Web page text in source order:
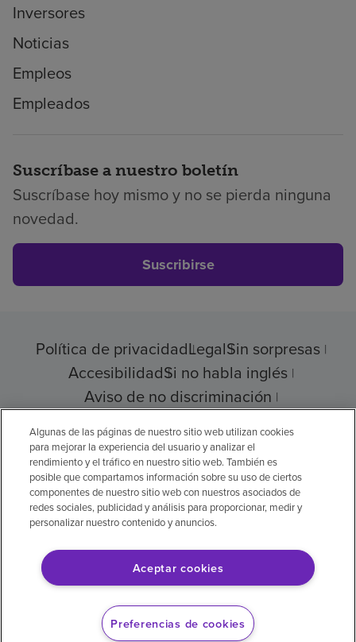
Inversores
Noticias
Empleos
Empleados
Suscríbase a nuestro boletín
Suscríbase hoy mismo y no se pierda ninguna
novedad.
Suscribirse
Política de privacidadLegalSin sorpresas
AccesibilidadSi no habla inglés
Aviso de no discriminación
© 2026 Encompass Health Corporation
Preferencias de cookies
Aviso legal: Se tradujo con la ayuda de
inteligencia artificial (IA). La versión en inglés
es la versión oficial.
Algunas de las páginas de nuestro sitio web utilizan cookies
para mejorar la experiencia del usuario y analizar el
rendimiento y el tráfico en nuestro sitio web. También es
posible que compartamos información sobre su uso de ciertos
componentes de nuestro sitio web con nuestros asociados de
redes sociales, publicidad y análisis para proporcionar, medir y
personalizar nuestro contenido y anuncios.
Aceptar cookies
Preferencias de cookies